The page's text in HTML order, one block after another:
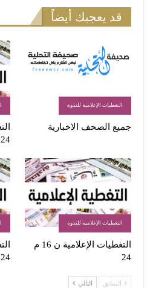
قد يعجبك أيضاً
التغطيات الإعلامية للندوة
جميع الصحف الاخبارية
24
التغطيات الإعلامية للندوة
التغطيات الإعلامية ن 16 م
24
24
السابق التالي